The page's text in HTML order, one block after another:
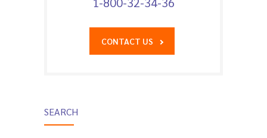
CONTACT US
SEARCH